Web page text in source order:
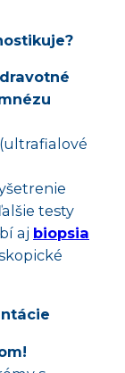
(ultrafialové
testy
aj biopsia